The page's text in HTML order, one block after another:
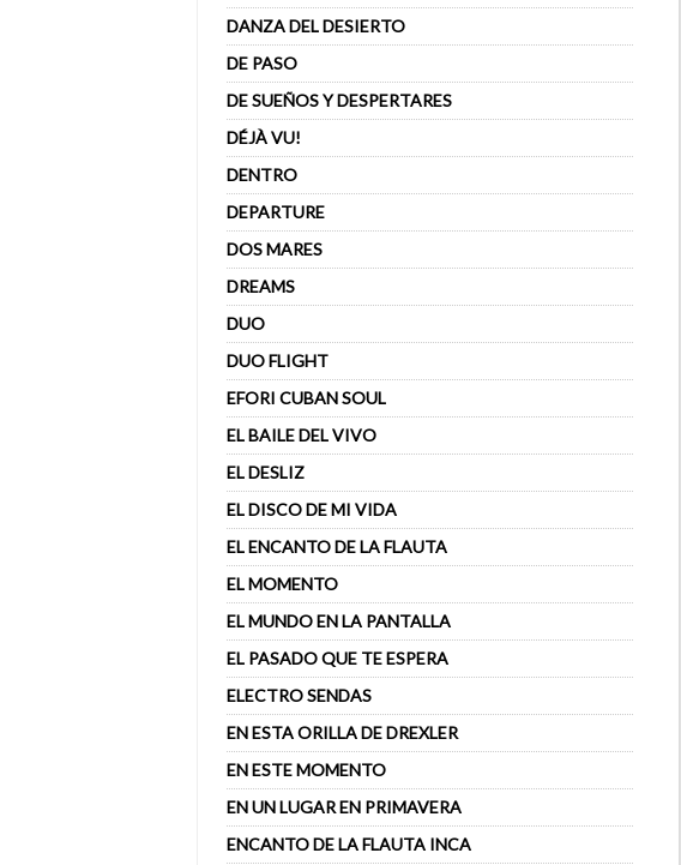
DANZA DEL DESIERTO
DE PASO
DE SUEÑOS Y DESPERTARES
DÉJÀ VU!
DENTRO
DEPARTURE
DOS MARES
DREAMS
DUO
DUO FLIGHT
EFORI CUBAN SOUL
EL BAILE DEL VIVO
EL DESLIZ
EL DISCO DE MI VIDA
EL ENCANTO DE LA FLAUTA
EL MOMENTO
EL MUNDO EN LA PANTALLA
EL PASADO QUE TE ESPERA
ELECTRO SENDAS
EN ESTA ORILLA DE DREXLER
EN ESTE MOMENTO
EN UN LUGAR EN PRIMAVERA
ENCANTO DE LA FLAUTA INCA